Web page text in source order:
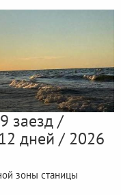
заезд /
дней / 2026
зоны станицы